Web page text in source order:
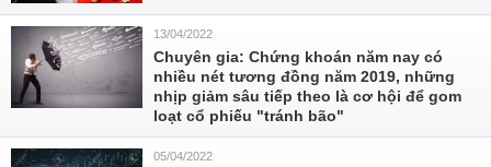
13/04/2022
Chuyên gia: Chứng khoán năm nay có
nhiều nét tương đồng năm 2019, những
nhịp giảm sâu tiếp theo là cơ hội để gom
loạt cổ phiếu "tránh bão"
05/04/2022